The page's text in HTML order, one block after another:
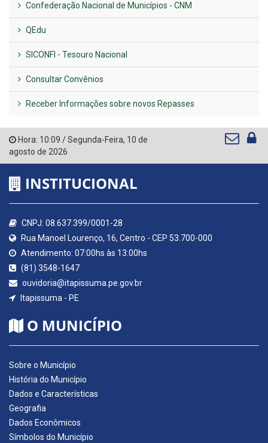
Confederação Nacional de Municípios - CNM
QEdu
SICONFI - Tesouro Nacional
Consultar Convênios
Receber Informações sobre novos Repasses
Hora: 10:09 /Segunda-Feira, 10 de
agosto de 2026
INSTITUCIONAL
CNPJ: 08.637.399/0001-28
Rua Manoel Lourenço, 16, Centro - CEP 53.700-000
Atendimento: 07:00hs às 13:00hs
(81) 3548-1647
ouvidoria@itapissuma.pe.gov.br
Itapissuma - PE
O MUNICÍPIO
Sobre o Município
História do Município
Dados e Características
Geografia
Dados Econômicos
Símbolos do Município